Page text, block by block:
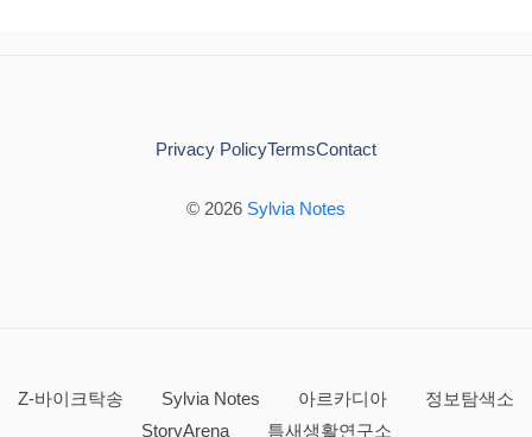
© 2026 Sylvia Notes
Privacy PolicyTermsContact
Z-바이크탁송 Sylvia Notes 아르카디아
정보탐색소
StoryArena
틈새생활연구소